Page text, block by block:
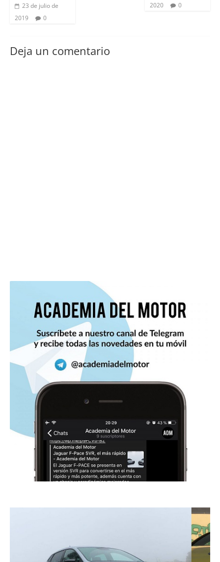
23 de julio de
2019
0
2020
0
Deja un comentario